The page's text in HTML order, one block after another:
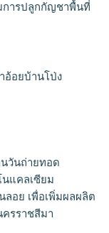
การปลูกกัญชาพื้นที่
อ้อยบ้านโป่ง
นวันถ่ายทอด
นแคลเซียม
อย เพื่อเพิ่มผลผลิต
ครราชสีมา